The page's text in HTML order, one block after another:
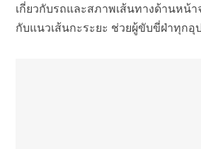
เกี่ยวกับรถและสภาพเส้นทางด้านหน้
กับแนวเส้นกะระยะ ช่วยผู้ขับขี่ฝ่าทุกอุ